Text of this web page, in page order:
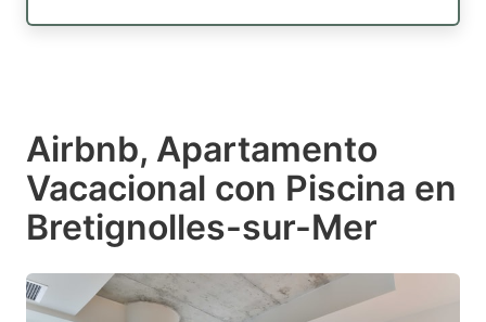
Airbnb, Apartamento
Vacacional con Piscina en
Bretignolles-sur-Mer